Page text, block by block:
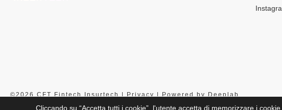
©2026 CFT Fintech Insurtech | Privacy | Powered by Deeplab
Cliccando su “Accetta tutti i cookie”, l'utente accetta di memorizzare i